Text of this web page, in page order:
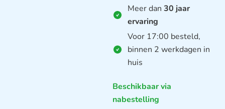
Meer dan 30 jaar
ervaring
Voor 17:00 besteld,
binnen 2 werkdagen in
huis
Beschikbaar via
nabestelling